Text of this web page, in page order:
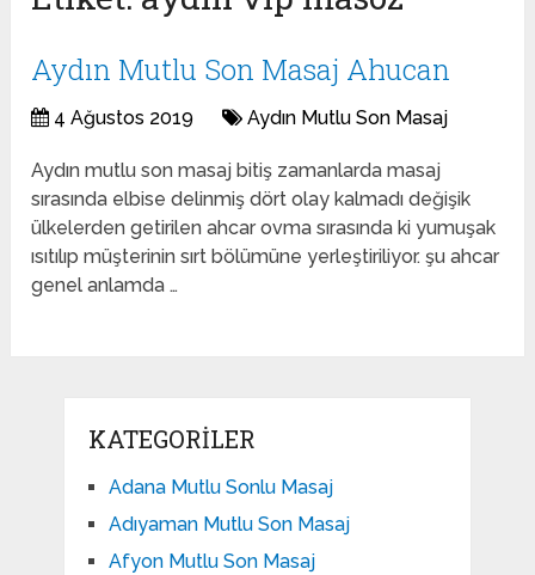
Aydın Mutlu Son Masaj Ahucan
4 Ağustos 2019 Aydın Mutlu Son Masaj
Aydın mutlu son masaj bitiş zamanlarda masaj
sırasında elbise delinmiş dört olay kalmadı değişik
ülkelerden getirilen ahcar ovma sırasında ki yumuşak
ısıtılıp müşterinin sırt bölümüne yerleştiriliyor. şu ahcar
genel anlamda …
KATEGORILER
Adana Mutlu Sonlu Masaj
Adıyaman Mutlu Son Masaj
Afyon Mutlu Son Masaj